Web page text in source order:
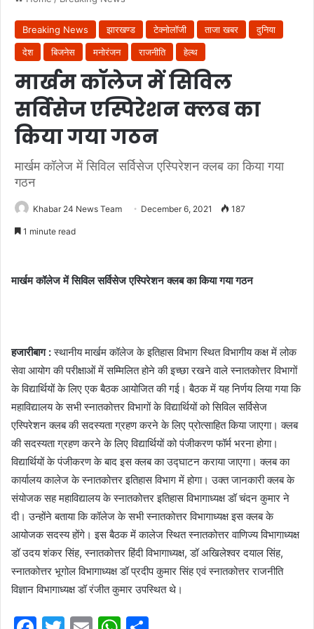
Breaking News झारखण्ड टेक्नोलॉजी ताजा खबर
दुनिया
देश
बिजनेस मनोरंजन राजनीति हेल्थ
मार्खम कॉलेज में सिविल
सर्विसेज एस्पिरेशन क्लब का
किया गया गठन
मार्खम कॉलेज में सिविल सर्विसेज एस्पिरेशन क्लब का किया गया
गठन
Khabar 24 News Team December 6, 2021 187
1 minute read
मार्खम कॉलेज में सिविल सर्विसेज एस्पिरेशन क्लब का किया गया गठन
हजारीबाग :स्थानीय मार्खम कॉलेज के इतिहास विभाग स्थित विभागीय कक्ष में लोक
सेवा आयोग की परीक्षाओं में सम्मिलित होने की इच्छा रखने वाले स्नातकोत्तर विभागों
के विद्यार्थियों के लिए एक बैठक आयोजित की गई। बैठक में यह निर्णय लिया गया कि
महाविद्यालय के सभी स्नातकोत्तर विभागों के विद्यार्थियों को सिविल सर्विसेज
एस्पिरेशन क्लब की सदस्यता ग्रहण करने के लिए प्रोत्साहित किया जाएगा। क्लब
की सदस्यता ग्रहण करने के लिए विद्यार्थियों को पंजीकरण फॉर्म भरना होगा।
विद्यार्थियों के पंजीकरण के बाद इस क्लब का उद्घाटन कराया जाएगा। क्लब का
कार्यालय कालेज के स्नातकोत्तर इतिहास विभाग में होगा। उक्त जानकारी क्लब के
संयोजक सह महाविद्यालय के स्नातकोत्तर इतिहास विभागाध्यक्ष डॉ चंदन कुमार ने
दी। उन्होंने बताया कि कॉलेज के सभी स्नातकोत्तर विभागाध्यक्ष इस क्लब के
आयोजक सदस्य होंगे। इस बैठक में कालेज स्थित स्नातकोत्तर वाणिज्य विभागाध्यक्ष
डॉ उदय शंकर सिंह, स्नातकोत्तर हिंदी विभागाध्यक्ष, डॉ अखिलेश्वर दयाल सिंह,
स्नातकोत्तर भूगोल विभागाध्यक्ष डॉ प्रदीप कुमार सिंह एवं स्नातकोत्तर राजनीति
विज्ञान विभागाध्यक्ष डॉ रंजीत कुमार उपस्थित थे।